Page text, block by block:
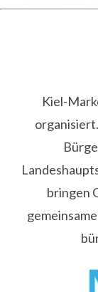
Kiel-
bringen